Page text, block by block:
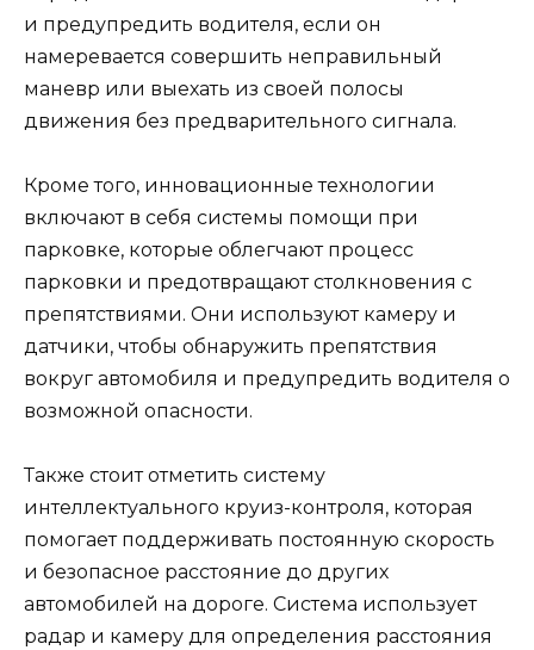
и предупредить водителя, если он
намеревается совершить неправильный
маневр или выехать из своей полосы
движения без предварительного сигнала.
Кроме того, инновационные технологии
включают в себя системы помощи при
парковке, которые облегчают процесс
парковки и предотвращают столкновения с
препятствиями. Они используют камеру и
датчики, чтобы обнаружить препятствия
вокруг автомобиля и предупредить водителя о
возможной опасности.
Также стоит отметить систему
интеллектуального круиз-контроля, которая
помогает поддерживать постоянную скорость
и безопасное расстояние до других
автомобилей на дороге. Система использует
радар и камеру для определения расстояния